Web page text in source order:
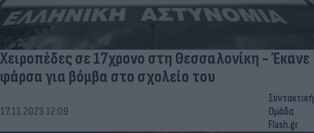
Χειροπέδες σε 17χρονο στη Θεσσαλονίκη - Έκανε
φάρσα για βόμβα στο σχολείο του
17.11.2023 12:09
Συντακτική
Ομάδα
Flash.gr